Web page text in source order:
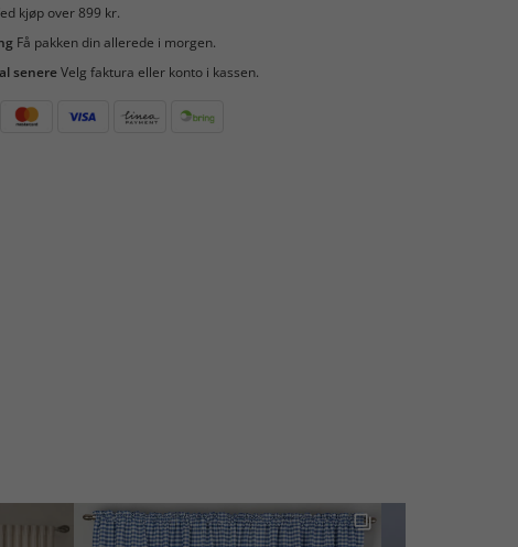
kjøp over 899 kr.
Få pakken din allerede i morgen.
senereVelg faktura eller konto i kassen.